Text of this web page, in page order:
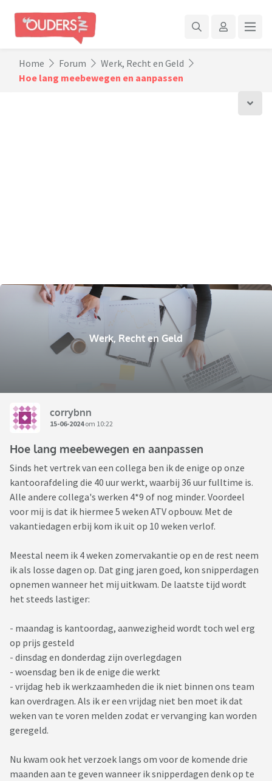
Home Forum
Werk, Recht en Geld
Hoe lang meebewegen en aanpassen
Werk, Recht en Geld
corrybnn
15-06-2024om 10:22
Hoe lang meebewegen en aanpassen
Sinds het vertrek van een collega ben ik de enige op onze
kantoorafdeling die 40 uur werkt, waarbij 36 uur fulltime is.
Alle andere collega's werken 4*9 of nog minder. Voordeel
voor mij is dat ik hiermee 5 weken ATV opbouw. Met de
vakantiedagen erbij kom ik uit op 10 weken verlof.
Meestal neem ik 4 weken zomervakantie op en de rest neem
ik als losse dagen op. Dat ging jaren goed, kon snipperdagen
opnemen wanneer het mij uitkwam. De laatste tijd wordt
het steeds lastiger:
- maandag is kantoordag, aanwezigheid wordt toch wel erg
op prijs gesteld
- dinsdag en donderdag zijn overlegdagen
- woensdag ben ik de enige die werkt
- vrijdag heb ik werkzaamheden die ik niet binnen ons team
kan overdragen. Als ik er een vrijdag niet ben moet ik dat
weken van te voren melden zodat er vervanging kan worden
geregeld.
Nu kwam ook het verzoek langs om voor de komende drie
maanden aan te geven wanneer ik snipperdagen denk op te